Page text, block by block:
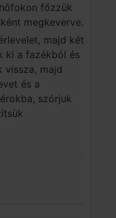
főzzük
megkeverve.
majd két
ki a fazékból és
vissza, majd
és a
szórjuk